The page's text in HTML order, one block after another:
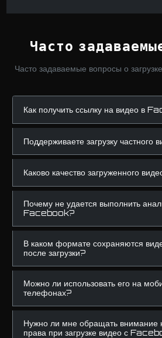
Часто
Часто задаваемые вопросы о
Как получить ссылку на видео в
Поддерживаете загрузку частного
Каково качество загруженного
Почему не удается выполнить
Facebook?
В каком формате сохраняются
после загрузки?
Можно ли использовать его на
телефонах?
Нужно ли мне обращать внимание
права при загрузке видео с